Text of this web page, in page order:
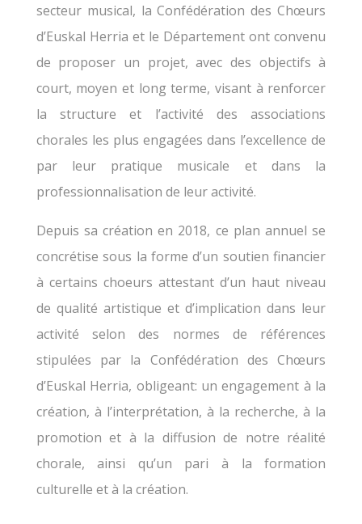
secteur musical, la Confédération des Chœurs
d’Euskal Herria et le Département ont convenu
de proposer un projet, avec des objectifs à
court, moyen et long terme, visant à renforcer
la structure et l’activité des associations
chorales les plus engagées dans l’excellence de
par leur pratique musicale et dans la
professionnalisation de leur activité.
Depuis sa création en 2018, ce plan annuel se
concrétise sous la forme d’un soutien financier
à certains choeurs attestant d’un haut niveau
de qualité artistique et d’implication dans leur
activité selon des normes de références
stipulées par la Confédération des Chœurs
d’Euskal Herria, obligeant: un engagement à la
création, à l’interprétation, à la recherche, à la
promotion et à la diffusion de notre réalité
chorale, ainsi qu’un pari à la formation
culturelle et à la création.